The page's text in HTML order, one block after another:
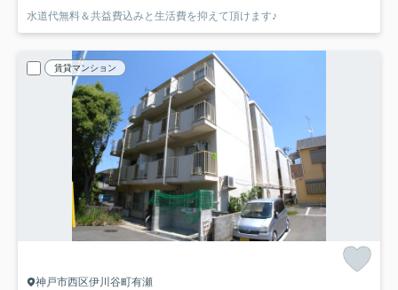
水道代無料＆共益費込みと生活費を抑えて頂けます♪
賃貸マンション
神戸市西区伊川谷町有瀬